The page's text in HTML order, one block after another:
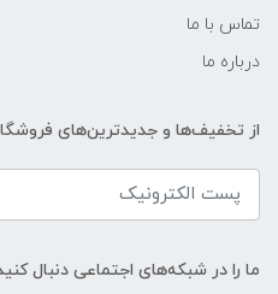
تماس با ما
درباره ما
از تخفیف‌ها و جدیدترین‌های
ما را در شبکه‌های اجتماعی دنبال